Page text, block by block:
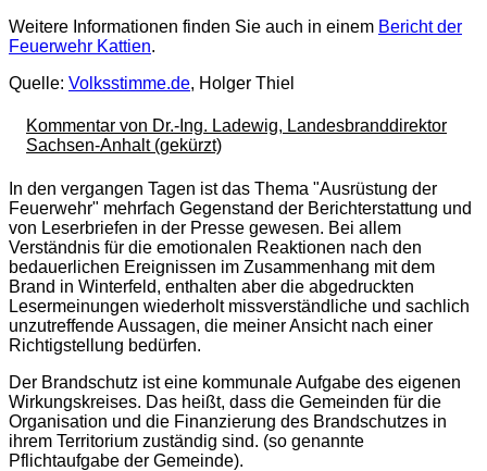
Weitere Informationen finden Sie auch in einem Bericht der
Feuerwehr Kattien.
Quelle: Volksstimme.de, Holger Thiel
Kommentar von Dr.-Ing. Ladewig, Landesbranddirektor
Sachsen-Anhalt (gekürzt)
In den vergangen Tagen ist das Thema "Ausrüstung der
Feuerwehr" mehrfach Gegenstand der Berichterstattung und
von Leserbriefen in der Presse gewesen. Bei allem
Verständnis für die emotionalen Reaktionen nach den
bedauerlichen Ereignissen im Zusammenhang mit dem
Brand in Winterfeld, enthalten aber die abgedruckten
Lesermeinungen wiederholt missverständliche und sachlich
unzutreffende Aussagen, die meiner Ansicht nach einer
Richtigstellung bedürfen.
Der Brandschutz ist eine kommunale Aufgabe des eigenen
Wirkungskreises. Das heißt, dass die Gemeinden für die
Organisation und die Finanzierung des Brandschutzes in
ihrem Territorium zuständig sind. (so genannte
Pflichtaufgabe der Gemeinde).